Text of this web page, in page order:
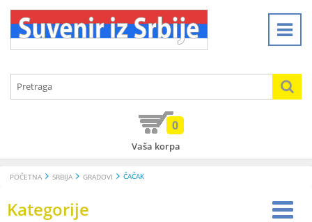
Vaša korpa
0
POČETNA SRBIJA GRADOVI ČAČAK
Kategorije